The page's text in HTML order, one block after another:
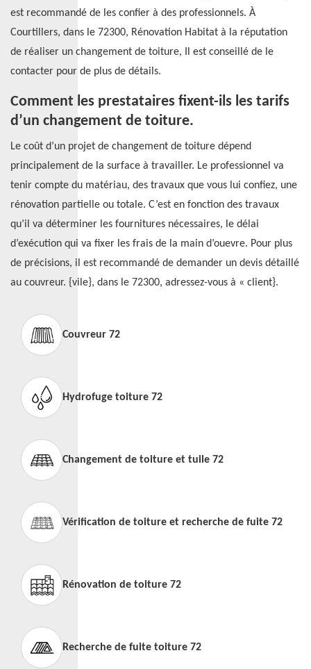
est recommandé de les confier à des professionnels. À
Courtillers, dans le 72300, Rénovation Habitat à la réputation
de réaliser un changement de toiture, Il est conseillé de le
contacter pour de plus de détails.
Comment les prestataires fixent-ils les tarifs
d’un changement de toiture.
Le coût d’un projet de changement de toiture dépend
principalement de la surface à travailler. Le professionnel va
tenir compte du matériau, des travaux que vous lui confiez, une
rénovation partielle ou totale. C’est en fonction des travaux
qu’il va déterminer les fournitures nécessaires, le délai
d’exécution qui va fixer les frais de la main d’ouevre. Pour plus
de précisions, il est recommandé de demander un devis détaillé
au couvreur. {vile}, dans le 72300, adressez-vous à « client}.
Couvreur 72
Hydrofuge toiture 72
Changement de toiture et tuile 72
Vérification de toiture et recherche de fuite 72
Rénovation de toiture 72
Recherche de fuite toiture 72